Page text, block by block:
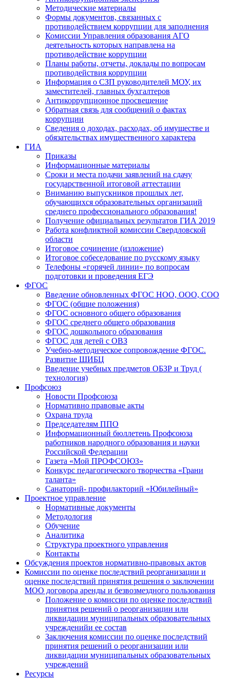
Методические материалы
Формы документов, связанных с
противодействием коррупции для заполнения
Комиссии Управления образования АГО
деятельность которых направлена на
противодействие коррупции
Планы работы, отчеты, доклады по вопросам
противодействия коррупции
Информация о СЗП руководителей МОУ, их
заместителей, главных бухгалтеров
Антикоррупционное просвещение
Обратная связь для сообщений о фактах
коррупции
Сведения о доходах, расходах, об имуществе и
обязательствах имущественного характера
ГИА
Приказы
Информационные материалы
Сроки и места подачи заявлений на сдачу
государственной итоговой аттестации
Вниманию выпускников прошлых лет,
обучающихся образовательных организаций
среднего профессионального образования!
Получение официальных результатов ГИА 2019
Работа конфликтной комиссии Свердловской
области
Итоговое сочинение (изложение)
Итоговое собеседование по русскому языку
Телефоны «горячей линии» по вопросам
подготовки и проведения ЕГЭ
ФГОС
Введение обновленных ФГОС НОО, ООО, СОО
ФГОС (общие положения)
ФГОС основного общего образования
ФГОС среднего общего образования
ФГОС дошкольного образования
ФГОС для детей с ОВЗ
Учебно-методическое сопровождение ФГОС.
Развитие ШИБЦ
Введение учебных предметов ОБЗР и Труд (
технология)
Профсоюз
Новости Профсоюза
Нормативно правовые акты
Охрана труда
Председателям ППО
Информационный бюллетень Профсоюза
работников народного образования и науки
Российской Федерации
Газета «Мой ПРОФСОЮЗ»
Конкурс педагогического творчества «Грани
таланта»
Санаторий- профилакторий «Юбилейный»
Проектное управление
Нормативные документы
Методология
Обучение
Аналитика
Структура проектного управления
Контакты
Обсуждения проектов нормативно-правовых актов
Комиссии по оценке последствий реорганизации и
оценке последствий принятия решения о заключении
МОО договора аренды и безвозмездного пользования
Положение о комиссии по оценке последствий
принятия решений о реорганизации или
ликвидации муниципальных образовательных
учрежденийи ее состав
Заключения комиссии по оценке последствий
принятия решений о реорганизации или
ликвидации муниципальных образовательных
учреждений
Ресурсы